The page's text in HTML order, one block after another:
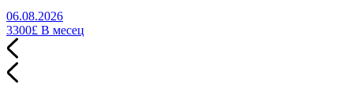
06.08.2026
3300£ В месец